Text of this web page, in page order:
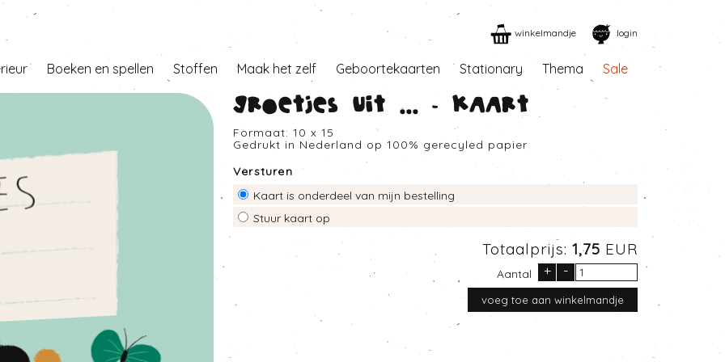
winkelmandje login
Boeken en spellen Stoffen Maak het zelf Geboortekaarten Stationary Thema Sale
Groetjes uit ... - Kaart
Formaat: 10 x 15
Gedrukt in Nederland op 100% gerecyled papier
Versturen
Kaart is onderdeel van mijn bestelling
Stuur kaart op
Totaalprijs: 1,75 EUR
Aantal + -